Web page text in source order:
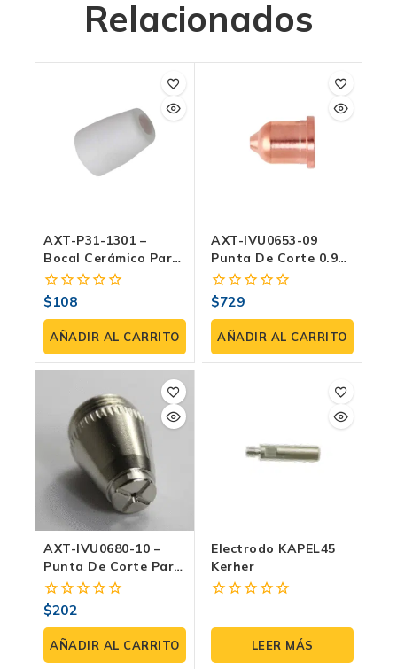
Relacionados
AXT-P31-1301 –
Bocal Cerámico Para
Antorcha PT31
(paquete 3 Pzas)
0
fuera
de
5
$108
AÑADIR AL CARRITO
AXT-IVU0653-09
Punta De Corte 0.9
Mm | Para Antorchas
AXT-PMX105 Y AXT-
PMXM105-L
0
fuera
de
5
$729
AÑADIR AL CARRITO
AXT-IVU0680-10 –
Punta De Corte Para
Antorcha IPT40
(paquete 2 Pzas)
0
fuera
de
5
$202
AÑADIR AL CARRITO
Electrodo KAPEL45
Kerher
fuera
5
LEER MÁS